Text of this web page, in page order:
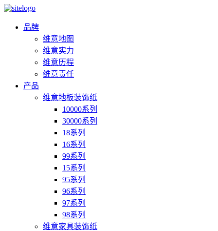
品牌
维意地图
维意实力
维意历程
维意责任
产品
维意地板装饰纸
10000系列
30000系列
18系列
16系列
99系列
15系列
95系列
96系列
97系列
98系列
维意家具装饰纸